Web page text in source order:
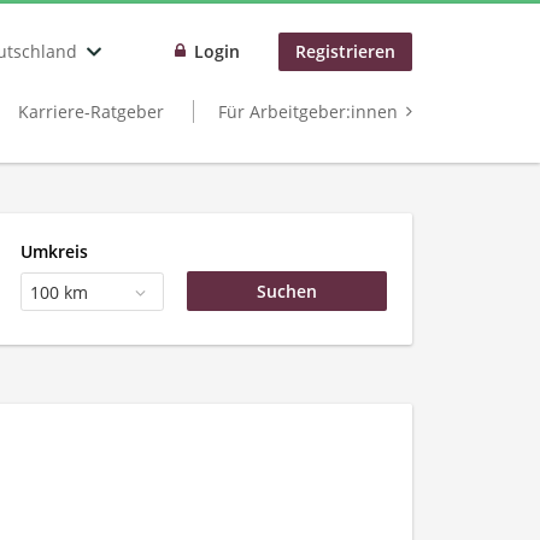
Login Registrieren
Karriere-Ratgeber Für Arbeitgeber:innen
Umkreis
100 km